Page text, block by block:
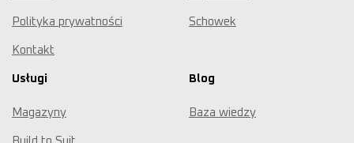
Polityka prywatności
Kontakt
Schowek
Usługi
Magazyny
Blog
Baza wiedzy